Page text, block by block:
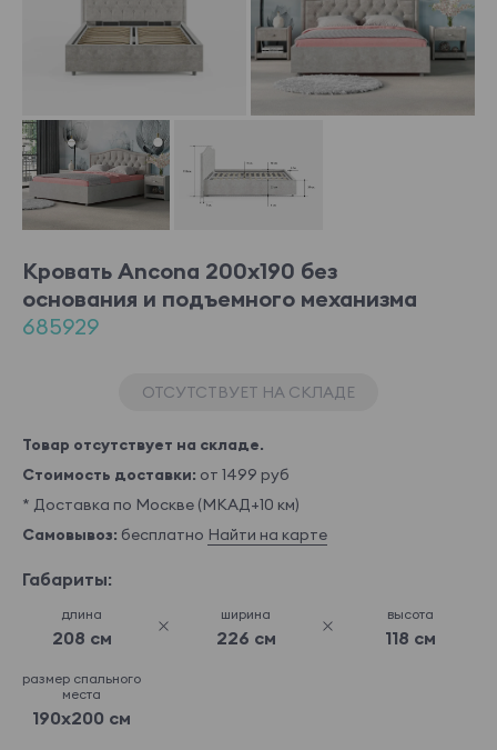
Кровать Ancona 200x190 без
основания и подъемного механизма
685929
ОТСУТСТВУЕТ НА СКЛАДЕ
Товар отсутствует на складе.
Стоимость доставки: от 1499 руб
* Доставка по Москве (МКАД+10 км)
Самовывоз: бесплатно Найти на карте
Габариты:
длина
208 см
ширина
226 см
высота
118 см
размер спального
места
190x200 см